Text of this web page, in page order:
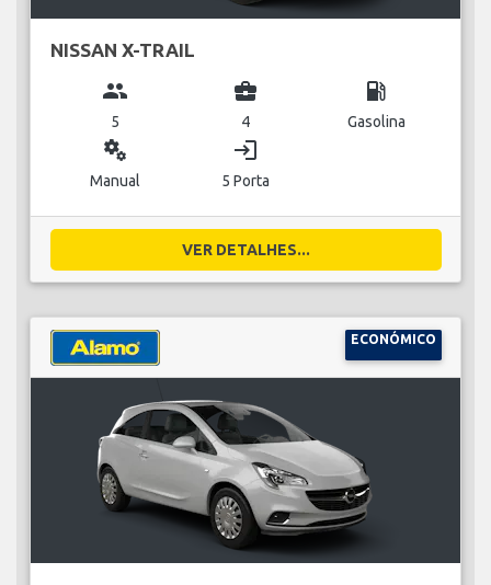
NISSAN X-TRAIL
group
5
business_center
4
local_gas_station
Gasolina
miscellaneous_services
Manual
login
5 Porta
VER DETALHES...
ECONÓMICO